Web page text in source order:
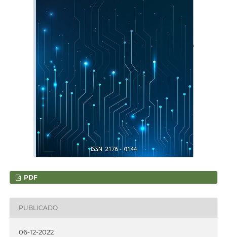
PDF
PUBLICADO
06-12-2022